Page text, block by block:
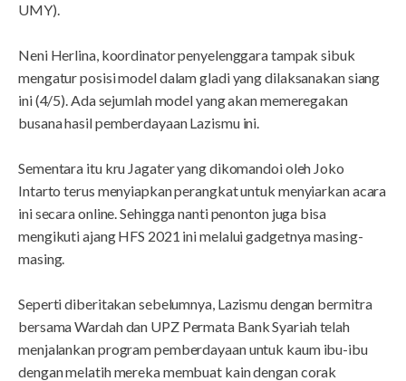
UMY).
Neni Herlina, koordinator penyelenggara tampak sibuk
mengatur posisi model dalam gladi yang dilaksanakan siang
ini (4/5). Ada sejumlah model yang akan memeregakan
busana hasil pemberdayaan Lazismu ini.
Sementara itu kru Jagater yang dikomandoi oleh Joko
Intarto terus menyiapkan perangkat untuk menyiarkan acara
ini secara online. Sehingga nanti penonton juga bisa
mengikuti ajang HFS 2021 ini melalui gadgetnya masing-
masing.
Seperti diberitakan sebelumnya, Lazismu dengan bermitra
bersama Wardah dan UPZ Permata Bank Syariah telah
menjalankan program pemberdayaan untuk kaum ibu-ibu
dengan melatih mereka membuat kain dengan corak